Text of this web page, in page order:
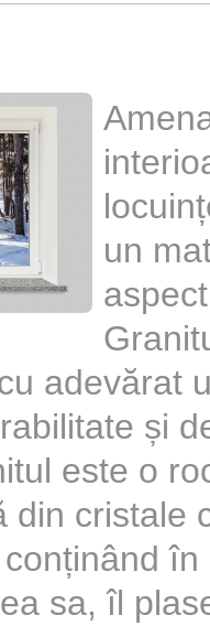
un
adevărat
și
este o
din cristale
sa, îl